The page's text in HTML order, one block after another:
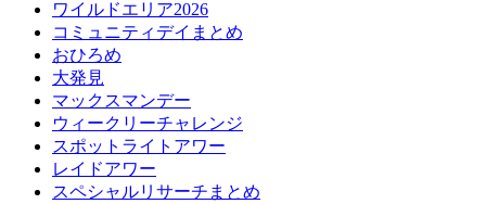
ワイルドエリア2026
コミュニティデイまとめ
おひろめ
大発見
マックスマンデー
ウィークリーチャレンジ
スポットライトアワー
レイドアワー
スペシャルリサーチまとめ